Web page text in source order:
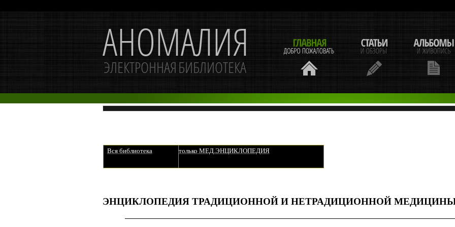
Вся библиотека только МЕД.ЭНЦИКЛОПЕДИЯ
ЭНЦИКЛОПЕДИЯ ТРАДИЦИОННОЙ И НЕТРАДИЦИОННОЙ